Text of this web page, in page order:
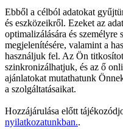
Ebből a célból adatokat
és eszközeikről. Ezeket az
optimalizálására és személyre
megjelenítésére, valamint a
használjuk fel. Az Ön
szinkronizálhatjuk, és az ő
ajánlatokat mutathatunk
a szolgáltatásaikat.
Hozzájárulása előtt
nyilatkozatunkban..